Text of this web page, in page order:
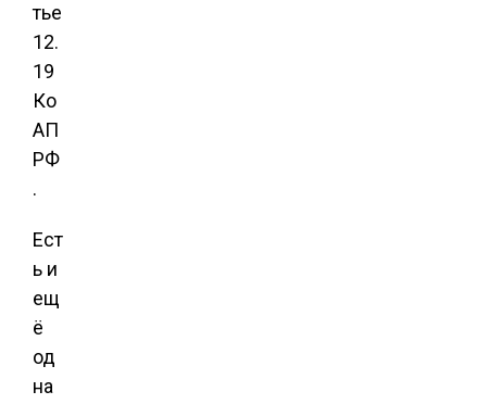
тье
12.
19
Ко
АП
РФ
.
Ест
ь и
ещ
ё
од
на